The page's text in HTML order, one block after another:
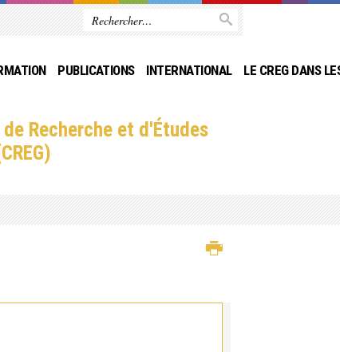
PUBLICATIONS INTERNATIONAL LE CREG DANS
Recherche et d'Études